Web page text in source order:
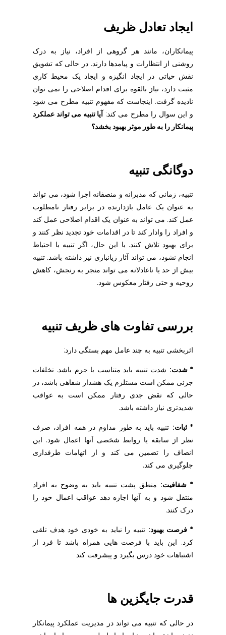
ایجاد تعادل ظریف
پیمانکاران، مانند هر گروهی از افراد، نیاز به درک
روشنی از انتظارات و پیامدها دارند. در حالی که تشویق
نقش حیاتی در ایجاد انگیزه و ایجاد یک محیط کاری
مثبت دارد، نیاز بالقوه برای اقدام اصلاحی را نمی توان
نادیده گرفت. اینجاست که مفهوم تنبیه مطرح می شود
و این سوال را مطرح می کند: آیا تنبیه می تواند عملکرد
پیمانکار را به طور موثر بهبود بخشد؟
دوگانگی تنبیه
تنبیه، زمانی که مدبرانه و منصفانه اجرا شود، می تواند
به عنوان یک عامل بازدارنده در برابر رفتار نامطلوب
عمل کند. می تواند به عنوان یک اقدام اصلاحی عمل کند
و افراد را وادار کند تا در اقدامات خود تجدید نظر کنند و
برای بهبود تلاش کنند. با این حال، اگر تنبیه با احتیاط
انجام نشود، می تواند آثار زیانباری نیز داشته باشد. تنبیه
بیش از حد یا ناعادلانه می تواند منجر به رنجش، کاهش
روحیه و حتی رفتار معکوس شود.
بررسی تفاوت های ظریف تنبیه
اثربخشی تنبیه به چند عامل مهم بستگی دارد:
* شدت: شدت تنبیه باید متناسب با جرم باشد. تخلفات
جزئی ممکن است مستلزم یک هشدار شفاهی باشد، در
حالی که نقض جدی رفتار ممکن است به عواقب
شدیدتری نیاز داشته باشد.
* ثبات: تنبیه باید به طور مداوم در همه افراد، صرف
نظر از سابقه یا روابط شخصی آنها اعمال شود. این
انصاف را تضمین می کند و از اتهامات طرفداری
جلوگیری می کند.
* شفافیت: منطق پشت تنبیه باید به وضوح به افراد
منتقل شود و به آنها اجازه دهد عواقب اعمال خود را
درک کنند.
* فرصت بهبود: تنبیه را نباید به خودی خود هدف تلقی
کرد. این باید با فرصت هایی همراه باشد تا فرد از
اشتباهات خود درس بگیرد و پیشرفت کند
قدرت جایگزین ها
در حالی که تنبیه می تواند در مدیریت عملکرد پیمانکار